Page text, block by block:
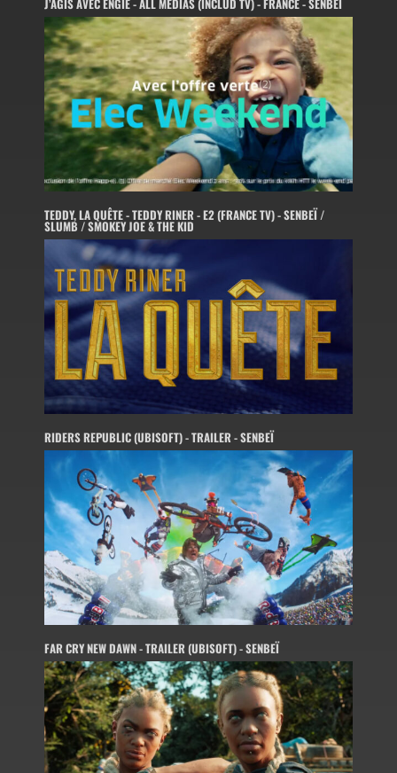
J’AGIS AVEC ENGIE - ALL MEDIAS (INCLUD TV) - FRANCE - SENBEÏ
TEDDY, LA QUÊTE - TEDDY RINER - E2 (FRANCE TV) - SENBEÏ /
SLUMB / SMOKEY JOE & THE KID
RIDERS REPUBLIC (UBISOFT) - TRAILER - SENBEÏ
FAR CRY NEW DAWN - TRAILER (UBISOFT) - SENBEÏ